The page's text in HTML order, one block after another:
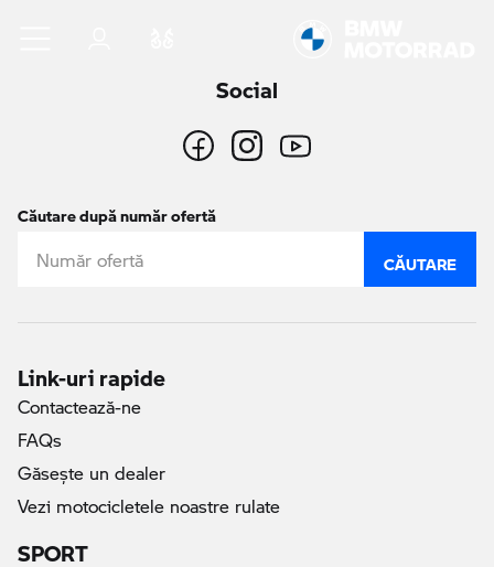
Social
Căutare după număr ofertă
CĂUTARE
Link-uri rapide
Contactează-ne
FAQs
Găseşte un dealer
Vezi motocicletele noastre rulate
SPORT